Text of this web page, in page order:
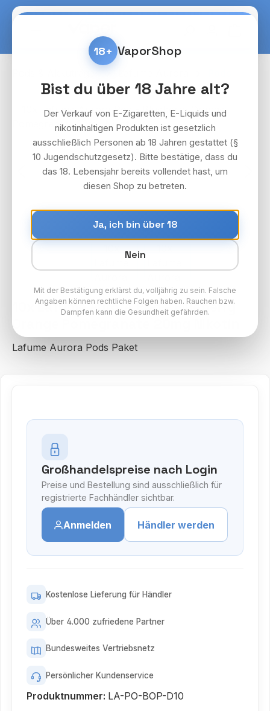
Zum Hauptinhalt springen
Bildergalerie überspringen
10x Lafume Aurora Pod - Blueberry
Orange Pomegranate 20mg Nikotin
Lafume Aurora Pods Paket
Großhandelspreise nach Login
Preise und Bestellung sind ausschließlich für
registrierte Fachhändler sichtbar.
Anmelden Händler werden
Kostenlose Lieferung für Händler
Über 4.000 zufriedene Partner
Bundesweites Vertriebsnetz
Persönlicher Kundenservice
Produktnummer: LA-PO-BOP-D10
18+ VaporShop
Bist du über 18 Jahre alt?
Der Verkauf von E-Zigaretten, E-Liquids und
nikotinhaltigen Produkten ist gesetzlich
ausschließlich Personen ab 18 Jahren gestattet (§
10 Jugendschutzgesetz). Bitte bestätige, dass du
das 18. Lebensjahr bereits vollendet hast, um
diesen Shop zu betreten.
Ja, ich bin über 18
Nein
Mit der Bestätigung erklärst du, volljährig zu sein. Falsche
Angaben können rechtliche Folgen haben. Rauchen bzw.
Dampfen kann die Gesundheit gefährden.